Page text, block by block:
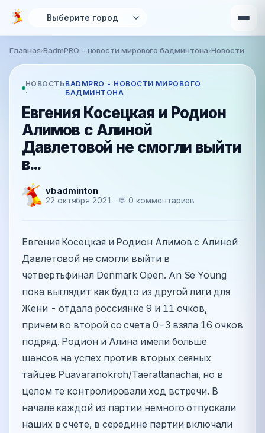
Перейти к основному содержанию
Вы здесь
Главная›BadmPRO - новости мирового бадминтона›Новости
НОВОСТЬ
·
BADMPRO - НОВОСТИ МИРОВОГО
БАДМИНТОНА
Евгения Косецкая и Родион
Алимов с Алиной
Давлетовой не смогли выйти
в...
vbadminton
22 октября 2021 · 💬 0 комментариев
Евгения Косецкая и Родион Алимов с Алиной
Давлетовой не смогли выйти в
четвертьфинал Denmark Open. An Se Young
пока выглядит как будто из другой лиги для
Жени - отдала россиянке 9 и 11 очков,
причем во второй со счета 0-3 взяла 16 очков
подряд. Родион и Алина имели больше
шансов на успех против вторых сеяных
тайцев Puavaranokroh/Taerattanachai, но в
целом те контролировали ход встречи. В
начале каждой из партии немного отпускали
наших в счете, в середине партии включали